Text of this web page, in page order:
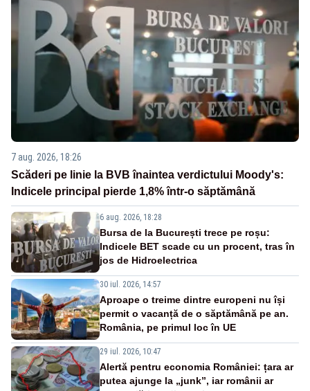
7 aug. 2026, 18:26
Scăderi pe linie la BVB înaintea verdictului Moody's:
Indicele principal pierde 1,8% într-o săptămână
6 aug. 2026, 18:28
Bursa de la București trece pe roșu:
Indicele BET scade cu un procent, tras în
jos de Hidroelectrica
30 iul. 2026, 14:57
Aproape o treime dintre europeni nu își
permit o vacanță de o săptămână pe an.
România, pe primul loc în UE
29 iul. 2026, 10:47
Alertă pentru economia României: țara ar
putea ajunge la „junk”, iar românii ar